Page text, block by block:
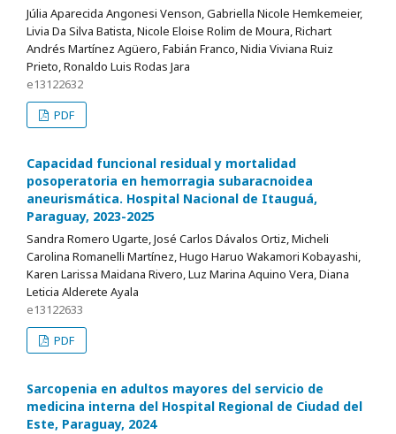
Júlia Aparecida Angonesi Venson, Gabriella Nicole Hemkemeier,
Livia Da Silva Batista, Nicole Eloise Rolim de Moura, Richart
Andrés Martínez Agüero, Fabián Franco, Nidia Viviana Ruiz
Prieto, Ronaldo Luis Rodas Jara
e13122632
PDF
Capacidad funcional residual y mortalidad
posoperatoria en hemorragia subaracnoidea
aneurismática. Hospital Nacional de Itauguá,
Paraguay, 2023-2025
Sandra Romero Ugarte, José Carlos Dávalos Ortiz, Micheli
Carolina Romanelli Martínez, Hugo Haruo Wakamori Kobayashi,
Karen Larissa Maidana Rivero, Luz Marina Aquino Vera, Diana
Leticia Alderete Ayala
e13122633
PDF
Sarcopenia en adultos mayores del servicio de
medicina interna del Hospital Regional de Ciudad del
Este, Paraguay, 2024